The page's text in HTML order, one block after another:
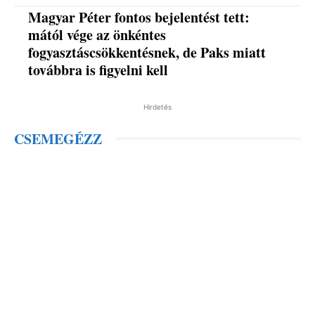
Magyar Péter fontos bejelentést tett:
mától vége az önkéntes
fogyasztáscsökkentésnek, de Paks miatt
továbbra is figyelni kell
Hirdetés
CSEMEGÉZZ